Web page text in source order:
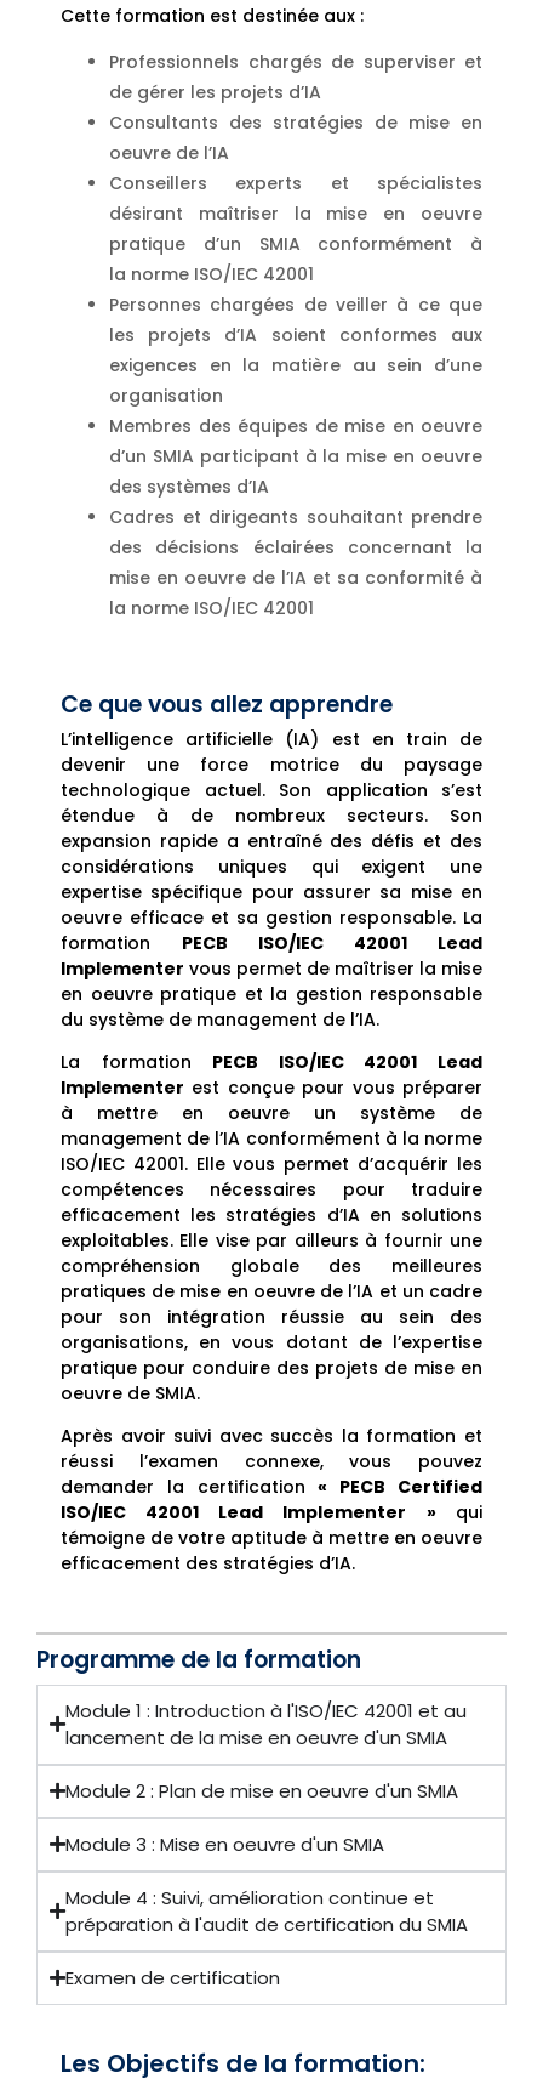
Cette formation est destinée aux :
Professionnels chargés de superviser et
de gérer les projets d’IA
Consultants des stratégies de mise en
oeuvre de l’IA
Conseillers experts et spécialistes
désirant maîtriser la mise en oeuvre
pratique d’un SMIA conformément à
la norme ISO/IEC 42001
Personnes chargées de veiller à ce que
les projets d’IA soient conformes aux
exigences en la matière au sein d’une
organisation
Membres des équipes de mise en oeuvre
d’un SMIA participant à la mise en oeuvre
des systèmes d’IA
Cadres et dirigeants souhaitant prendre
des décisions éclairées concernant la
mise en oeuvre de l’IA et sa conformité à
la norme ISO/IEC 42001
Ce que vous allez apprendre
L’intelligence artificielle (IA) est en train de
devenir une force motrice du paysage
technologique actuel. Son application s’est
étendue à de nombreux secteurs. Son
expansion rapide a entraîné des défis et des
considérations uniques qui exigent une
expertise spécifique pour assurer sa mise en
oeuvre efficace et sa gestion responsable. La
formation PECB ISO/IEC 42001 Lead
Implementer vous permet de maîtriser la mise
en oeuvre pratique et la gestion responsable
du système de management de l’IA.
La formation PECB ISO/IEC 42001 Lead
Implementer est conçue pour vous préparer
à mettre en oeuvre un système de
management de l’IA conformément à la norme
ISO/IEC 42001. Elle vous permet d’acquérir les
compétences nécessaires pour traduire
efficacement les stratégies d’IA en solutions
exploitables. Elle vise par ailleurs à fournir une
compréhension globale des meilleures
pratiques de mise en oeuvre de l’IA et un cadre
pour son intégration réussie au sein des
organisations, en vous dotant de l’expertise
pratique pour conduire des projets de mise en
oeuvre de SMIA.
Après avoir suivi avec succès la formation et
réussi l’examen connexe, vous pouvez
demander la certification« PECB Certified
ISO/IEC 42001 Lead Implementer
» qui
témoigne de votre aptitude à mettre en oeuvre
efficacement des stratégies d’IA.
Programme de la formation
Module 1 : Introduction à l'ISO/IEC 42001 et au
lancement de la mise en oeuvre d'un SMIA
Module 2 : Plan de mise en oeuvre d'un SMIA
Module 3 : Mise en oeuvre d'un SMIA
Module 4 : Suivi, amélioration continue et
préparation à l'audit de certification du SMIA
Examen de certification
Les Objectifs de la formation: